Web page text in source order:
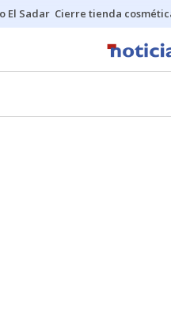
El Sadar Cierre tienda